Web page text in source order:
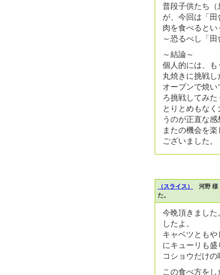
普段子供たち
が、今回は「
肉を食べると
～恐るべし「
～結論～
個人的には、
丸焼きに挑戦
オーブンで焼
ろ挑戦してみ
とりとめもな
うのが正直な
またの機会を
ございました。
（スライス）
河野 様
た。
今晩頂きまし
したよ。
キャベツとも
にキューリも
コショウだけ
この食べ方を